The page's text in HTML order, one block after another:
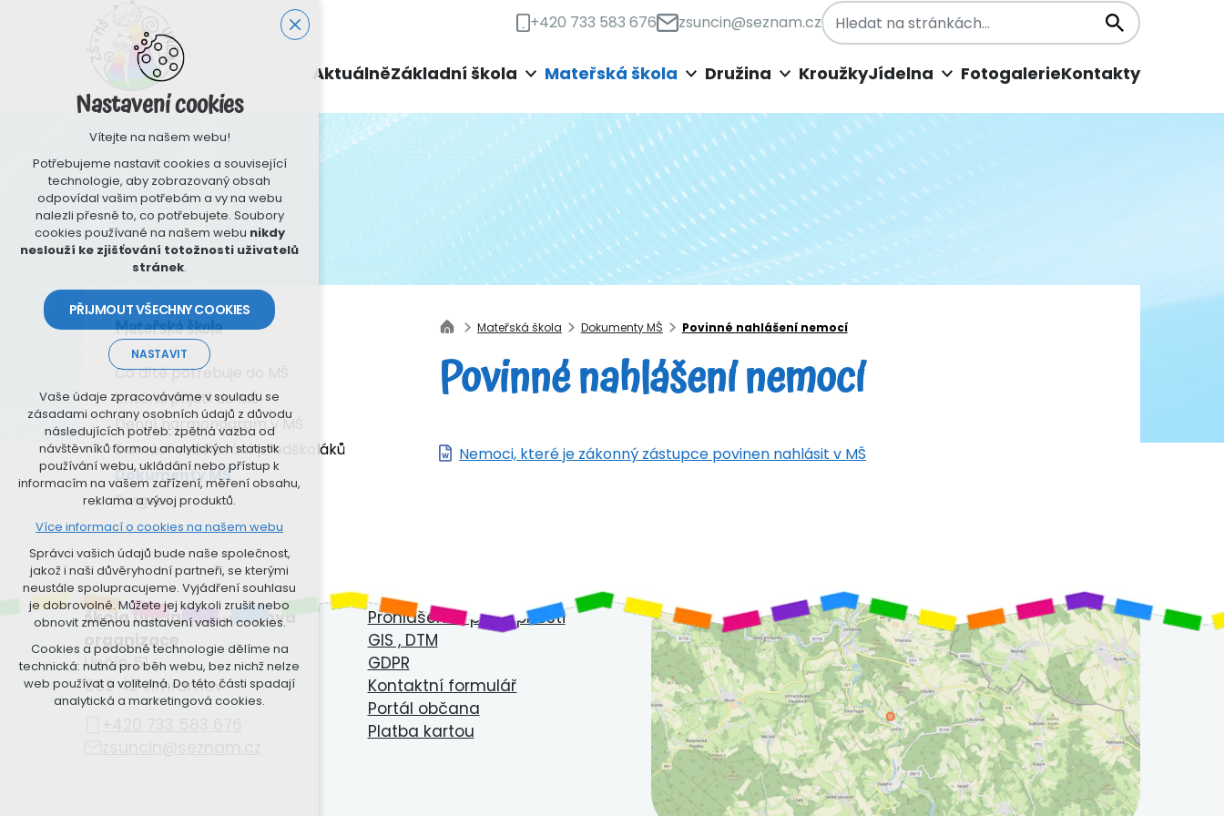
+420 733 583 676 zsuncin@seznam.cz
AktuálněZákladní škola Mateřská škola Družina KroužkyJídelna FotogalerieKontakty
Mateřská škola Dokumenty MŠ Povinné nahlášení nemocí
Povinné nahlášení nemocí
Nemoci, které je zákonný zástupce povinen nahlásit v MŠ
Mateřská škola
Co dítě potřebuje do MŠ
Kritéria přijetí do MŠ
Denní harmonogram v MŠ
Domácí vzdělávání předškoláků
Dokumenty MŠ
Twigsee
Základní škola a Mateřská
škola Unčín, příspěvková
organizace
Unčín 51
592 42 Jimramov
Projekty a dotace
Prohlášení o přístupnosti
GIS , DTM
GDPR
Kontaktní formulář
Portál občana
Platba kartou
Nastavení cookies
Vítejte na našem webu!
Potřebujeme nastavit cookies a související
technologie, aby zobrazovaný obsah
odpovídal vašim potřebám a vy na webu
nalezli přesně to, co potřebujete. Soubory
cookies používané na našem webu nikdy
neslouží ke zjišťování totožnosti uživatelů
stránek.
PŘIJMOUT VŠECHNY COOKIES
NASTAVIT
Technická cookies
nutná pro provozování webu
udržení kontextu stránek (session):
případná přihlášení, volby jazyka, apod.
Volitelná cookies
analytická pro anonymizované
vyhodnocení návštěvnosti
marketingová cookies (Google, Seznam,
Facebook)
Více informací o cookies na našem webu
PŘIJMOUT VŠECHNY COOKIES
ODMÍTNOUT VOLITELNÁ
Vaše údaje zpracováváme v souladu se
zásadami ochrany osobních údajů z důvodu
následujících potřeb: zpětná vazba od
návštěvníků formou analytických statistik
používání webu, ukládání nebo přístup k
informacím na vašem zařízení, měření obsahu,
reklama a vývoj produktů.
Více informací o cookies na našem webu
Správci vašich údajů bude naše společnost,
jakož i naši důvěryhodní partneři, se kterými
neustále spolupracujeme. Vyjádření souhlasu
je dobrovolné. Můžete jej kdykoli zrušit nebo
obnovit změnou nastavení vašich cookies.
Cookies a podobné technologie dělíme na
technická: nutná pro běh webu, bez nichž nelze
web používat a volitelná. Do této části spadají
analytická a marketingová cookies.